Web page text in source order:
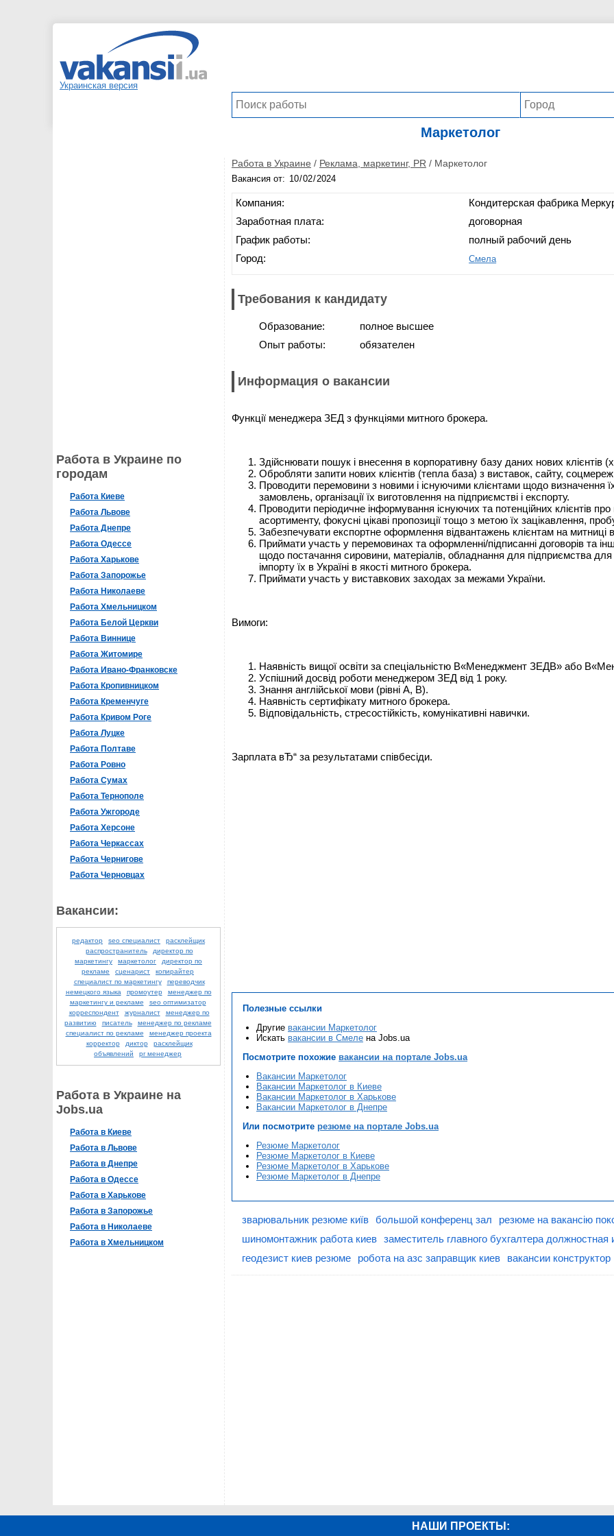
Украинская версия
Маркетолог
Работа в Украине по
городам
Работа Киеве
Работа Львове
Работа Днепре
Работа Одессе
Работа Харькове
Работа Запорожье
Работа Николаеве
Работа Хмельницком
Работа Белой Церкви
Работа Виннице
Работа Житомире
Работа Ивано-Франковске
Работа Кропивницком
Работа Кременчуге
Работа Кривом Роге
Работа Луцке
Работа Полтаве
Работа Ровно
Работа Сумах
Работа Тернополе
Работа Ужгороде
Работа Херсоне
Работа Черкассах
Работа Чернигове
Работа Черновцах
Вакансии:
редактор seo специалист
расклейщик
распространитель
директор по
маркетингу
маркетолог
директор по
рекламе
сценарист
копирайтер
специалист по маркетингу
переводчик
немецкого языка
промоутер
менеджер по
маркетингу и рекламе
seo оптимизатор
корреспондент
журналист
менеджер по
развитию
писатель
менеджер по рекламе
специалист по рекламе
менеджер проекта
корректор
диктор
расклейщик
объявлений
pr менеджер
Работа в Украине на
Jobs.ua
Работа в Киеве
Работа в Львове
Работа в Днепре
Работа в Одессе
Работа в Харькове
Работа в Запорожье
Работа в Николаеве
Работа в Хмельницком
Работа в Украине / Реклама, маркетинг, PR / Маркетолог
Вакансия от:
Компания:
Заработная плата:
График работы:
Город:
Кондитерская фабрика
договорная
полный рабочий день
Смела
Требования к кандидату
Образование:
Опыт работы:
полное высшее
обязателен
Информация о вакансии
Функції менеджера ЗЕД з функціями митного брокера.
Здійснювати пошук і внесення в корпоративну базу даних нових клієнтів
Обробляти запити нових клієнтів (тепла база) з виставок, сайту,
Проводити перемовини з новими і існуючими клієнтами щодо визначення
замовлень, організації їх виготовлення на підприємстві і експорту.
Проводити періодичне інформування існуючих та потенційних клієнтів
асортименту, фокусні цікаві пропозиції тощо з метою їх зацікавлення,
Забезпечувати експортне оформлення відвантажень клієнтам на митниці
Приймати участь у перемовинах та оформленні/підписанні договорів та
щодо постачання сировини, матеріалів, обладнання для підприємства
імпорту їх в Україні в якості митного брокера.
Приймати участь у виставкових заходах за межами України.
Вимоги:
Наявність вищої освіти за спеціальністю В«Менеджмент ЗЕДВ» або
Успішний досвід роботи менеджером ЗЕД від 1 року.
Знання англійської мови (рівні А, В).
Наявність сертифікату митного брокера.
Відповідальність, стресостійкість, комунікативні навички.
Зарплата вЂ“ за результатами співбесіди.
Полезные ссылки
Другие вакансии Маркетолог
Искать вакансии в Смеле на Jobs.ua
Посмотрите похожие вакансии на портале Jobs.ua
Вакансии Маркетолог
Вакансии Маркетолог в Киеве
Вакансии Маркетолог в Харькове
Вакансии Маркетолог в Днепре
Или посмотрите резюме на портале Jobs.ua
Резюме Маркетолог
Резюме Маркетолог в Киеве
Резюме Маркетолог в Харькове
Резюме Маркетолог в Днепре
зварювальник резюме київ большой конференц зал резюме на вакансію
шиномонтажник работа киев заместитель главного бухгалтера должностная
геодезист киев резюме
робота на азс заправщик киев вакансии конструктор
НАШИ ПРОЕКТЫ: